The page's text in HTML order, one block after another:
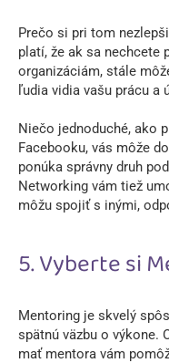
Prečo si pri tom
platí, že ak sa nechcete
organizáciám, stále
ľudia vidia vašu prácu a
Niečo jednoduché, ako
Facebooku, vás môže
ponúka správny druh
Networking vám tiež
môžu spojiť s inými,
5. Vyberte si
Mentoring je skvelý
spätnú väzbu o výkone.
mať mentora vám